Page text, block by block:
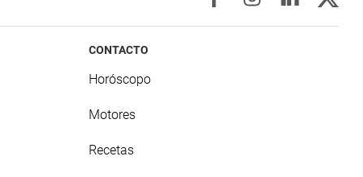
CONTACTO
Horóscopo
Motores
Recetas